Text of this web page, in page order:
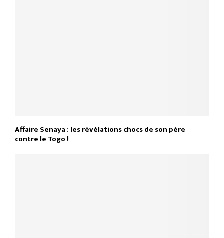
Affaire Senaya : les révélations chocs de son père
contre le Togo !